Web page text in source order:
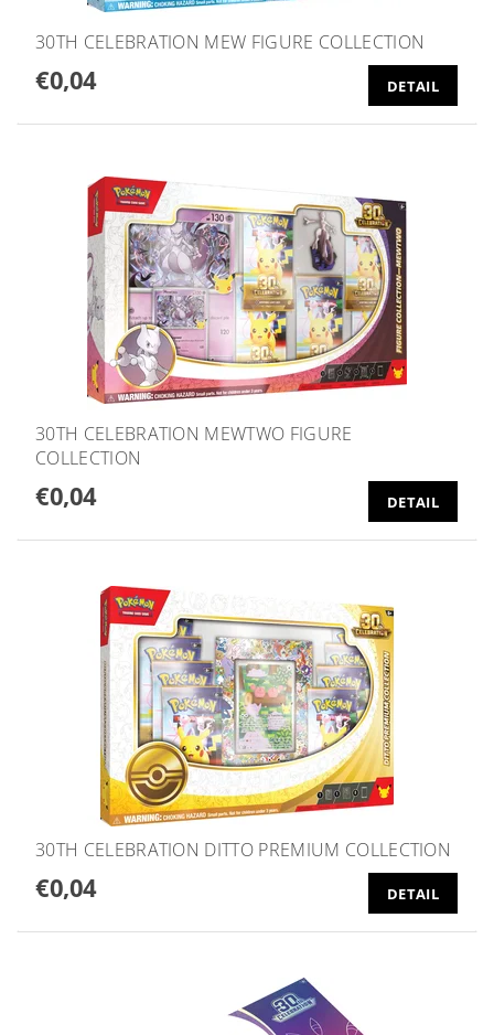
30TH CELEBRATION MEW FIGURE COLLECTION
€0,04 DETAIL
30TH CELEBRATION MEWTWO FIGURE
COLLECTION
€0,04 DETAIL
30TH CELEBRATION DITTO PREMIUM COLLECTION
€0,04 DETAIL